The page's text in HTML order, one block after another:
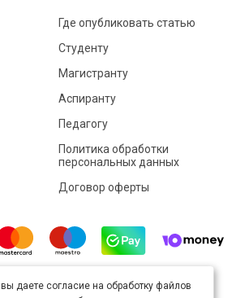
Где опубликовать статью
Студенту
Магистранту
Аспиранту
Педагогу
Политика обработки
персональных данных
Договор оферты
доступно полицензии Creative
даете согласие на обработку файлов